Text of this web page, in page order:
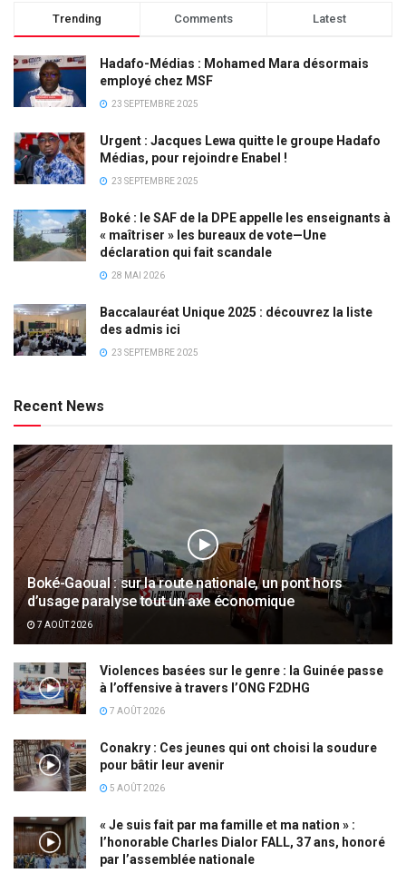
Trending Comments Latest
Hadafo-Médias : Mohamed Mara désormais
employé chez MSF
23 SEPTEMBRE 2025
Urgent : Jacques Lewa quitte le groupe Hadafo
Médias, pour rejoindre Enabel !
23 SEPTEMBRE 2025
Boké : le SAF de la DPE appelle les enseignants à
« maîtriser » les bureaux de vote—Une
déclaration qui fait scandale
28 MAI 2026
Baccalauréat Unique 2025 : découvrez la liste
des admis ici
23 SEPTEMBRE 2025
Recent News
Boké-Gaoual : sur la route nationale, un pont hors
d’usage paralyse tout un axe économique
7 AOÛT 2026
Violences basées sur le genre : la Guinée passe
à l’offensive à travers l’ONG F2DHG
7 AOÛT 2026
Conakry : Ces jeunes qui ont choisi la soudure
pour bâtir leur avenir
5 AOÛT 2026
« Je suis fait par ma famille et ma nation » :
l’honorable Charles Dialor FALL, 37 ans, honoré
par l’assemblée nationale